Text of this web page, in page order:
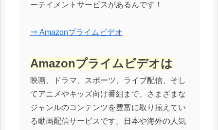
ーテイメントサービスがあるんです！
⇒ Amazonプライムビデオ
Amazonプライムビデオは
映画、ドラマ、スポーツ、ライブ配信、そし
てアニメやキッズ向け番組まで、さまざまな
ジャンルのコンテンツを豊富に取り揃えてい
る動画配信サービスです。日本や海外の人気